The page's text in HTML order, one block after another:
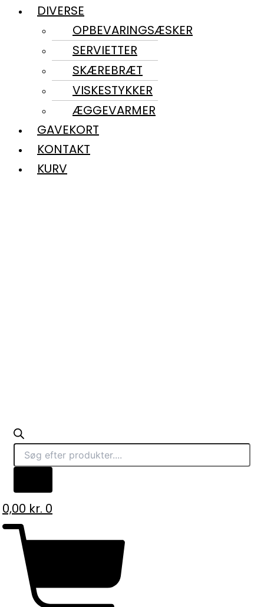
DIVERSE
OPBEVARINGSÆSKER
SERVIETTER
SKÆREBRÆT
VISKESTYKKER
ÆGGEVARMER
GAVEKORT
KONTAKT
KURV
0,00 kr. 0